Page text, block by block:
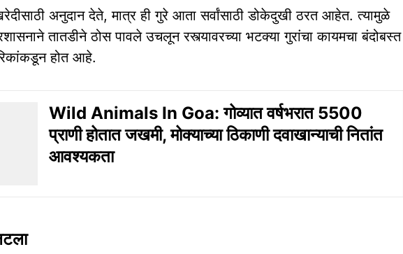
अनुदान देते, मात्र ही गुरे आता सर्वांसाठी डोकेदुखी ठरत आहेत. त्यामुळे
तातडीने ठोस पावले उचलून रस्त्यावरच्या भटक्या गुरांचा कायमचा बंदोबस्त
होत आहे.
Wild Animals In Goa: गोव्यात वर्षभरात 5500
प्राणी होतात जखमी, मोक्याच्या ठिकाणी दवाखान्याची नितांत
आवश्यकता